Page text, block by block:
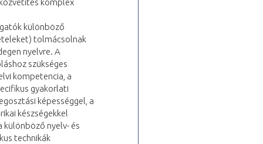
különböző
tolmácsolnak
nyelvre. A
szükséges
kompetencia, a
gyakorlati
képességgel, a
készségekkel
különböző nyelv- és
technikák